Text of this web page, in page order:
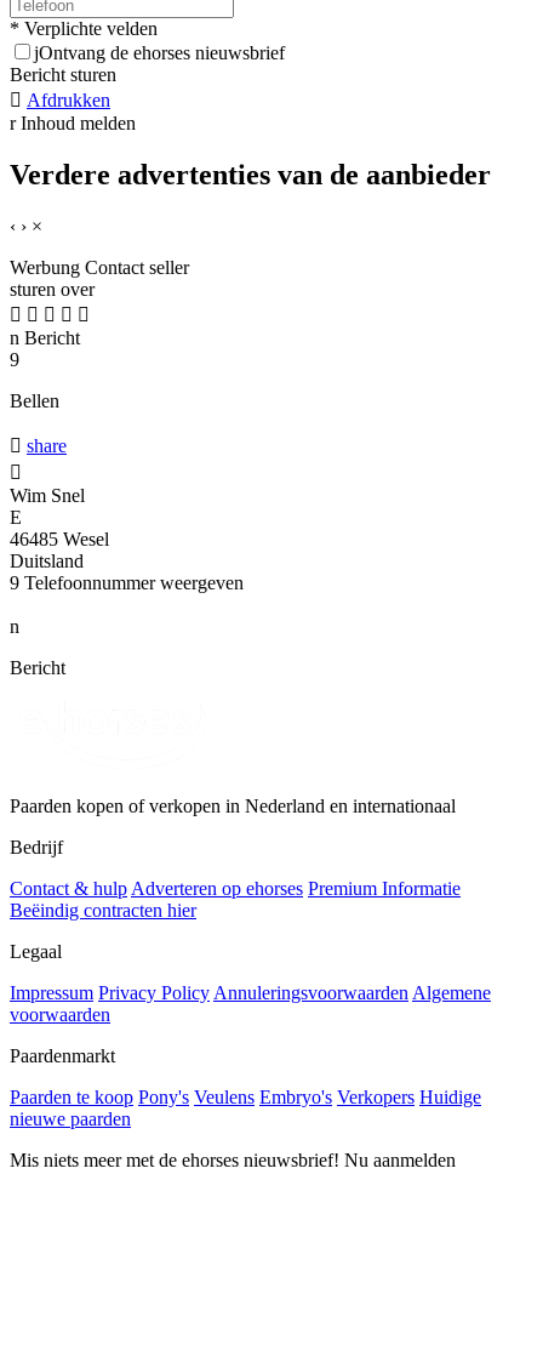
* Verplichte velden
jOntvang de ehorses nieuwsbrief
Bericht sturen
 Afdrukken
r Inhoud melden
Verdere advertenties van de aanbieder
‹ › ×
Werbung Contact seller
sturen over
    
n Bericht
9
Bellen
 share

Wim Snel
E
46485 Wesel
Duitsland
9 Telefoonnummer weergeven
n
Bericht
Paarden kopen of verkopen in Nederland en internationaal
Bedrijf
Contact & hulp Adverteren op ehorses Premium Informatie
Beëindig contracten hier
Legaal
Impressum Privacy Policy Annuleringsvoorwaarden Algemene
voorwaarden
Paardenmarkt
Paarden te koop Pony's Veulens Embryo's Verkopers Huidige
nieuwe paarden
Mis niets meer met de ehorses nieuwsbrief! Nu aanmelden